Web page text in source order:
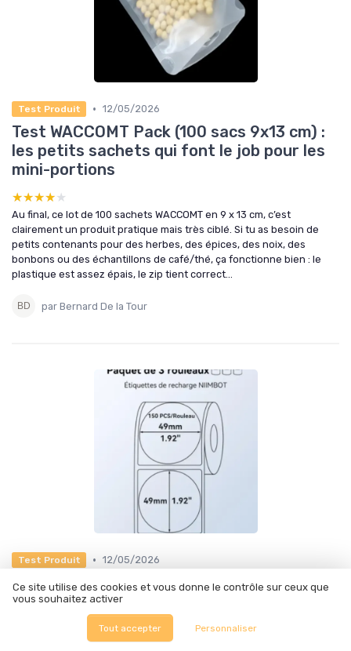
Test Produit • 12/05/2026
Test WACCOMT Pack (100 sacs 9x13 cm) :
les petits sachets qui font le job pour les
mini-portions
★★★★★
★★★★★
Au final, ce lot de 100 sachets WACCOMT en 9 x 13 cm, c’est
clairement un produit pratique mais très ciblé. Si tu as besoin de
petits contenants pour des herbes, des épices, des noix, des
bonbons ou des échantillons de café/thé, ça fonctionne bien : le
plastique est assez épais, le zip tient correct...
par Bernard De la Tour
Test Produit • 12/05/2026
Test NIIMBOT 3 rouleaux étiquettes
rondes 50x50mm : simples, efficaces pour
étiqueter un peu tout
Ce site utilise des cookies et vous donne le contrôle sur ceux que
vous souhaitez activer
Tout accepter Personnaliser